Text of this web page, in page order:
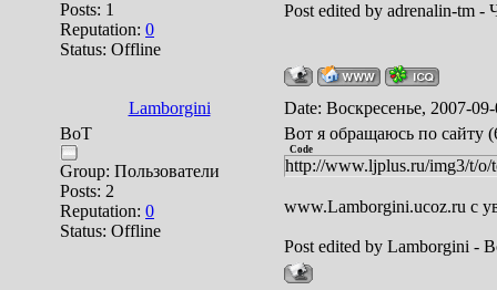
Posts: 1
Reputation: 0
Status: Offline
Post edited by adrenalin-tm -
Lamborgini
Date: Воскресенье, 2007-
BoT
Group: Пользователи
Posts: 2
Reputation: 0
Status: Offline
Вот я обращаюсь по сайту
Code
http://www.ljplus.ru/img3/t/o/
www.Lamborgini.ucoz.ru c
Post edited by Lamborgini -